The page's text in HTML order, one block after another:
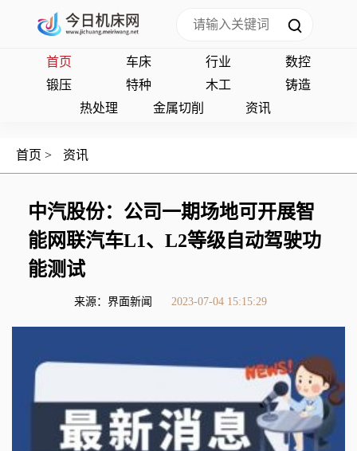
首页 车床 行业
数控
锻压
特种 木工
铸造
热处理
金属切削 资讯
首页 > 资讯
中汽股份：公司一期场地可开展智
能网联汽车L1、L2等级自动驾驶功
能测试
来源：界面新闻 2023-07-04 15:15:29